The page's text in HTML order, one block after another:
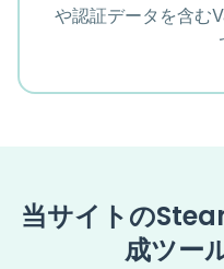
や認証データを含む
当サイトの
成ツー